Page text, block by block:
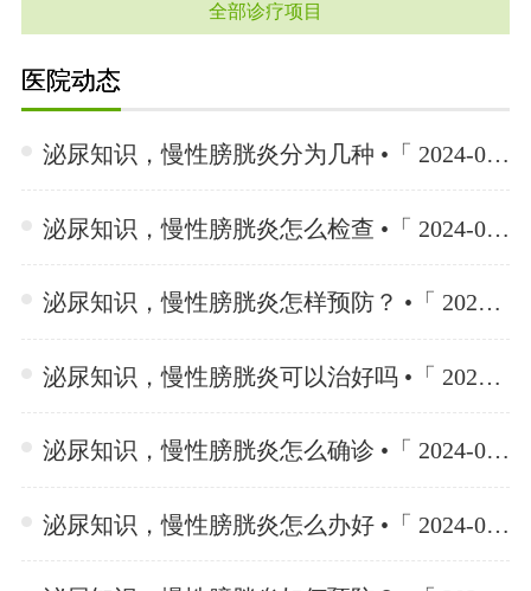
全部诊疗项目
医院动态
泌尿知识，慢性膀胱炎分为几种 •「 2024-06-26 」
泌尿知识，慢性膀胱炎怎么检查 •「 2024-06-26 」
泌尿知识，慢性膀胱炎怎样预防？ •「 2024-06-26 」
泌尿知识，慢性膀胱炎可以治好吗 •「 2024-06-26 」
泌尿知识，慢性膀胱炎怎么确诊 •「 2024-06-26 」
泌尿知识，慢性膀胱炎怎么办好 •「 2024-06-26 」